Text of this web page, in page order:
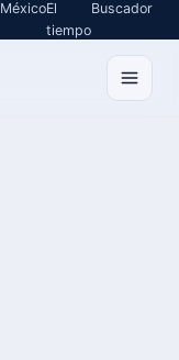
MéxicoEl
tiempo
Buscador